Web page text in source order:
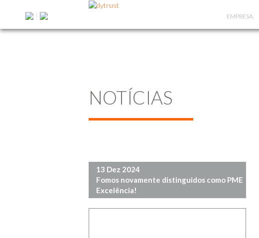
| EMPRESA
NOTÍCIAS
13 Dez 2024
Fomos novamente distinguidos como PME
Excelência!